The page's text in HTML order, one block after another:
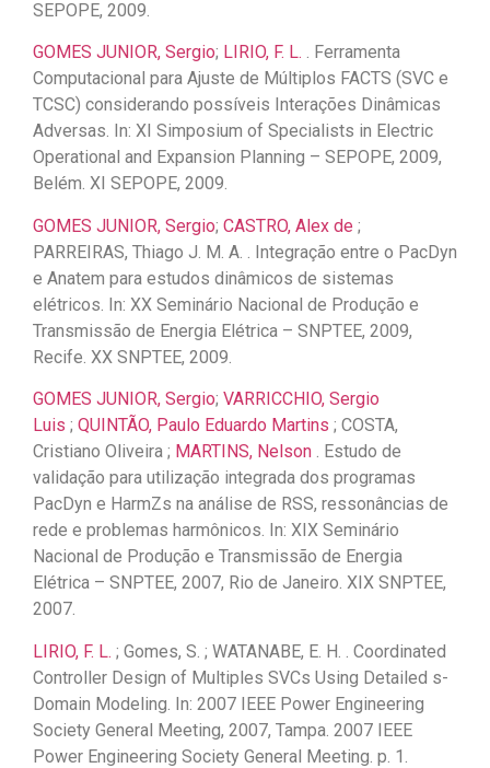
SEPOPE, 2009.
GOMES JUNIOR, Sergio; LIRIO, F. L. . Ferramenta
Computacional para Ajuste de Múltiplos FACTS (SVC e
TCSC) considerando possíveis Interações Dinâmicas
Adversas. In: XI Simposium of Specialists in Electric
Operational and Expansion Planning – SEPOPE, 2009,
Belém. XI SEPOPE, 2009.
GOMES JUNIOR, Sergio; CASTRO, Alex de ;
PARREIRAS, Thiago J. M. A. . Integração entre o PacDyn
e Anatem para estudos dinâmicos de sistemas
elétricos. In: XX Seminário Nacional de Produção e
Transmissão de Energia Elétrica – SNPTEE, 2009,
Recife. XX SNPTEE, 2009.
GOMES JUNIOR, Sergio; VARRICCHIO, Sergio
Luis ; QUINTÃO, Paulo Eduardo Martins ; COSTA,
Cristiano Oliveira ; MARTINS, Nelson . Estudo de
validação para utilização integrada dos programas
PacDyn e HarmZs na análise de RSS, ressonâncias de
rede e problemas harmônicos. In: XIX Seminário
Nacional de Produção e Transmissão de Energia
Elétrica – SNPTEE, 2007, Rio de Janeiro. XIX SNPTEE,
2007.
LIRIO, F. L. ; Gomes, S. ; WATANABE, E. H. . Coordinated
Controller Design of Multiples SVCs Using Detailed s-
Domain Modeling. In: 2007 IEEE Power Engineering
Society General Meeting, 2007, Tampa. 2007 IEEE
Power Engineering Society General Meeting. p. 1.